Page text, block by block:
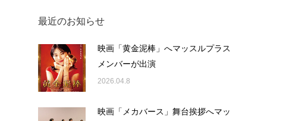
最近のお知らせ
映画「黄金泥棒」へマッスルプラス
メンバーが出演
2026.04.8
映画「メカバース」舞台挨拶へマッ